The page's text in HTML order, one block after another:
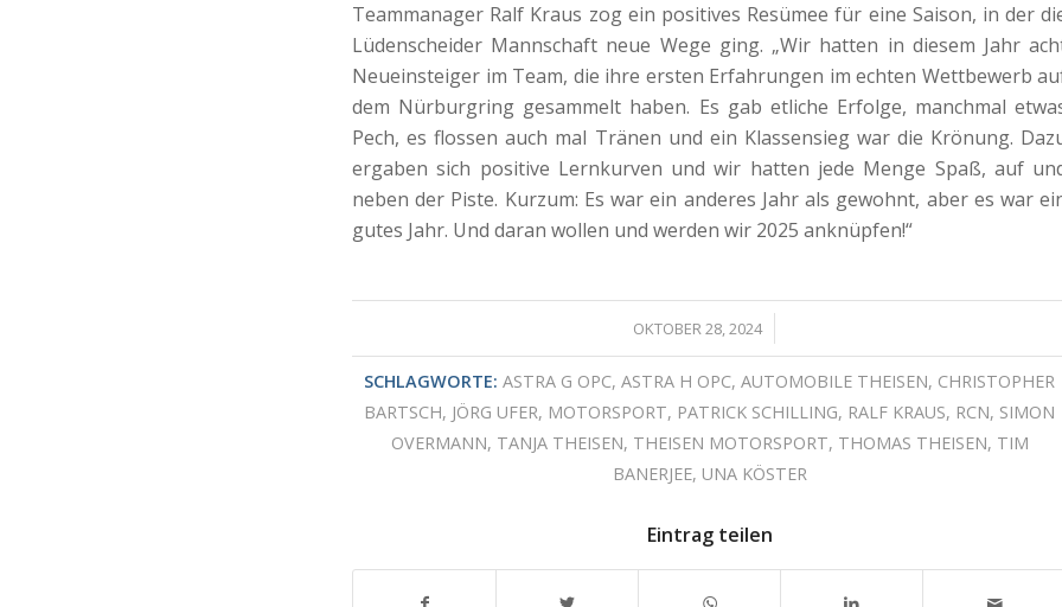
Teammanager Ralf Kraus zog ein positives Resümee für eine Saison, in der
Lüdenscheider Mannschaft neue Wege ging. „Wir hatten in diesem Jahr
Neueinsteiger im Team, die ihre ersten Erfahrungen im echten Wettbewerb
dem Nürburgring gesammelt haben. Es gab etliche Erfolge, manchmal
Pech, es flossen auch mal Tränen und ein Klassensieg war die Krönung.
ergaben sich positive Lernkurven und wir hatten jede Menge Spaß, auf
neben der Piste. Kurzum: Es war ein anderes Jahr als gewohnt, aber es war
gutes Jahr. Und daran wollen und werden wir 2025 anknüpfen!“
OKTOBER 28, 2024
/
SCHLAGWORTE: ASTRA G OPC,ASTRA H OPC,AUTOMOBILE THEISEN, CHRISTOPHER
BARTSCH, JÖRG UFER, MOTORSPORT, PATRICK SCHILLING, RALF KRAUS, RCN, SIMON
OVERMANN, TANJA THEISEN, THEISEN MOTORSPORT, THOMAS THEISEN, TIM
BANERJEE, UNA KÖSTER
Eintrag teilen